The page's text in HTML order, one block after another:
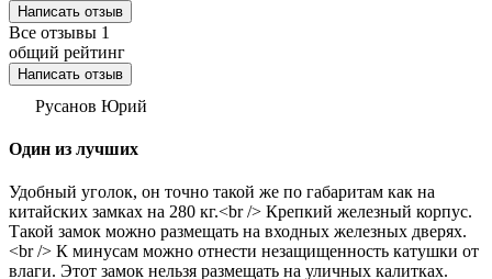
Написать отзыв
Все отзывы 1
общий рейтинг
Написать отзыв
Русанов Юрий
Один из лучших
Удобный уголок, он точно такой же по габаритам как на
китайских замках на 280 кг.<br /> Крепкий железный корпус.
Такой замок можно размещать на входных железных дверях.
<br /> К минусам можно отнести незащищенность катушки от
влаги. Этот замок нельзя размещать на уличных калитках.